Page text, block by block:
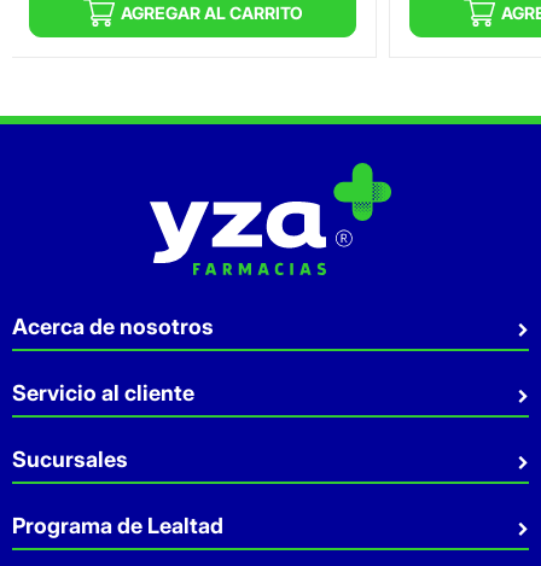
AGREGAR AL CARRITO
Acerca de nosotros
Quiénes somos
Sostenibilidad
Aviso de privacidad
Servicio al cliente
Preguntas Frecuentes
Contacto
Facturación
Sucursales
Sucursales
Servicio a Domicilio
Programa de Lealtad